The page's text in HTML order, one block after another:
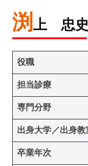
渕 上 忠史
役職
担当診療
専門分野
出身大学／出身教
卒業年次